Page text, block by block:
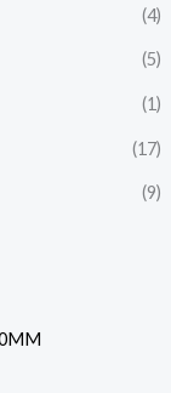
(4)
(5)
(1)
(17)
(9)